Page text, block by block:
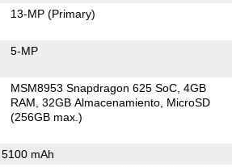
13-MP(Primary)
5-MP
MSM8953 Snapdragon 625 SoC 4GB
RAM 32GB Almacenamiento MicroSD
(256GB max.)
5100 mAh